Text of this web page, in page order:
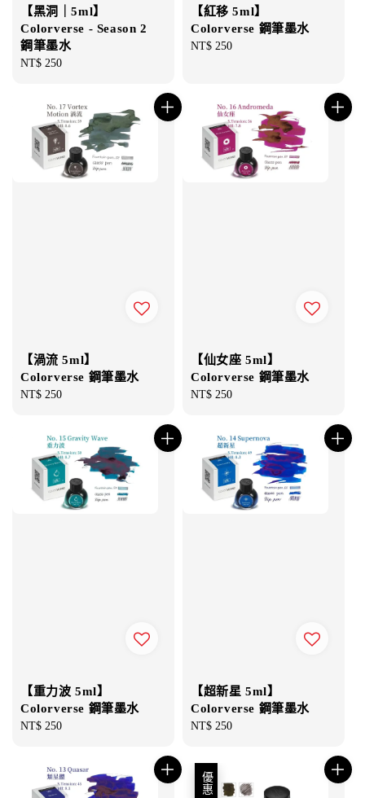
【黑洞｜5ml】
Colorverse - Season 2
鋼筆墨水
Regular
NT$ 250
【紅移 5ml】
Colorverse 鋼筆墨水
Regular
NT$ 250
【渦流 5ml】
Colorverse 鋼筆墨水
Regular
NT$ 250
【仙女座 5ml】
Colorverse 鋼筆墨水
Regular
NT$ 250
【重力波 5ml】
Colorverse 鋼筆墨水
Regular
NT$ 250
【超新星 5ml】
Colorverse 鋼筆墨水
Regular
NT$ 250
優惠